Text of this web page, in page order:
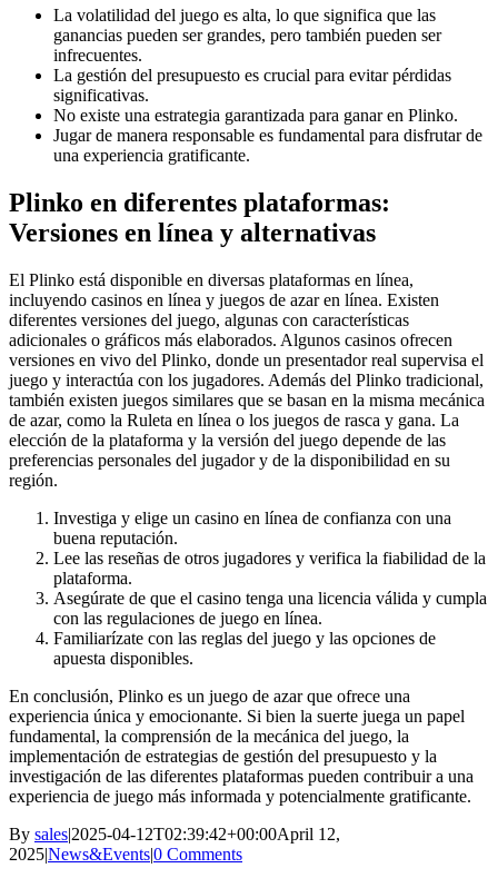
La volatilidad del juego es alta, lo que significa que las
ganancias pueden ser grandes, pero también pueden ser
infrecuentes.
La gestión del presupuesto es crucial para evitar pérdidas
significativas.
No existe una estrategia garantizada para ganar en Plinko.
Jugar de manera responsable es fundamental para disfrutar de
una experiencia gratificante.
Plinko en diferentes plataformas:
Versiones en línea y alternativas
El Plinko está disponible en diversas plataformas en línea,
incluyendo casinos en línea y juegos de azar en línea. Existen
diferentes versiones del juego, algunas con características
adicionales o gráficos más elaborados. Algunos casinos ofrecen
versiones en vivo del Plinko, donde un presentador real supervisa el
juego y interactúa con los jugadores. Además del Plinko tradicional,
también existen juegos similares que se basan en la misma mecánica
de azar, como la Ruleta en línea o los juegos de rasca y gana. La
elección de la plataforma y la versión del juego depende de las
preferencias personales del jugador y de la disponibilidad en su
región.
Investiga y elige un casino en línea de confianza con una
buena reputación.
Lee las reseñas de otros jugadores y verifica la fiabilidad de la
plataforma.
Asegúrate de que el casino tenga una licencia válida y cumpla
con las regulaciones de juego en línea.
Familiarízate con las reglas del juego y las opciones de
apuesta disponibles.
En conclusión, Plinko es un juego de azar que ofrece una
experiencia única y emocionante. Si bien la suerte juega un papel
fundamental, la comprensión de la mecánica del juego, la
implementación de estrategias de gestión del presupuesto y la
investigación de las diferentes plataformas pueden contribuir a una
experiencia de juego más informada y potencialmente gratificante.
By sales|2025-04-12T02:39:42+00:00April 12,
2025|News&Events|0 Comments